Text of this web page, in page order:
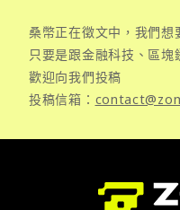
桑幣正在徵文中，我們想
只要是跟金融科技、區
歡迎向我們投稿
投稿信箱：